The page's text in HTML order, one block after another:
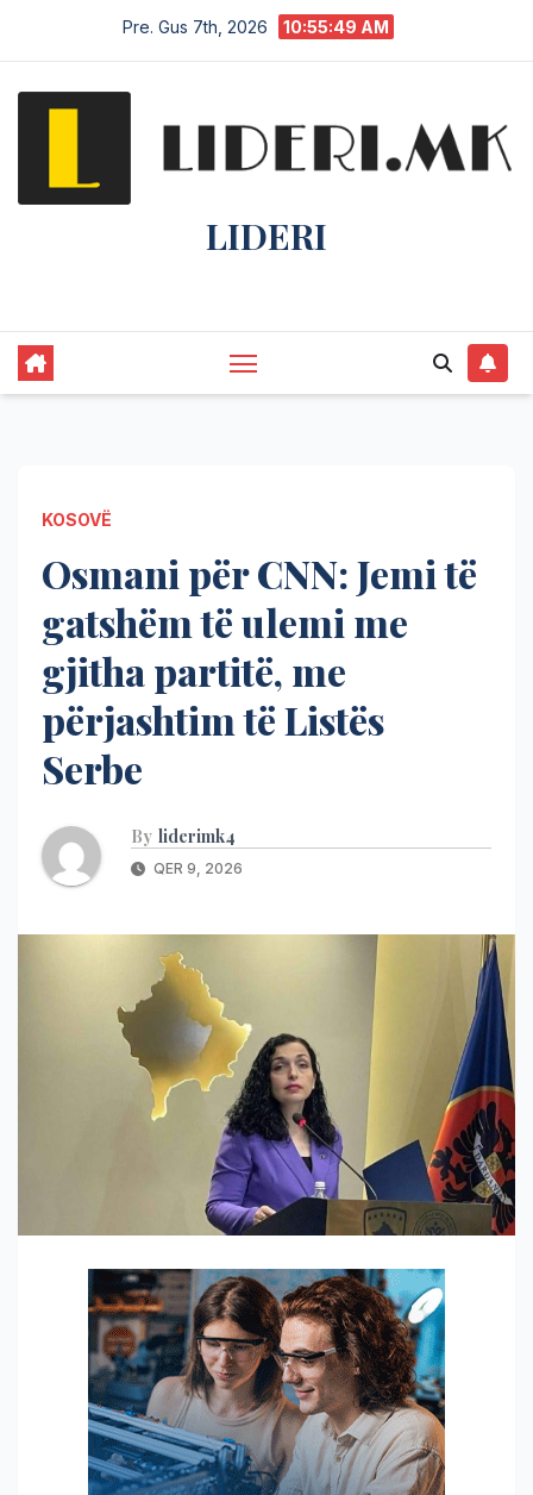
Pre. Gus 7th, 2026 10:55:49 AM
LIDERI
KOSOVË
Osmani për CNN: Jemi të
gatshëm të ulemi me
gjitha partitë, me
përjashtim të Listës
Serbe
By liderimk4
QER 9, 2026